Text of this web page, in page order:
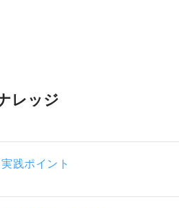
レッジ
践ポイント